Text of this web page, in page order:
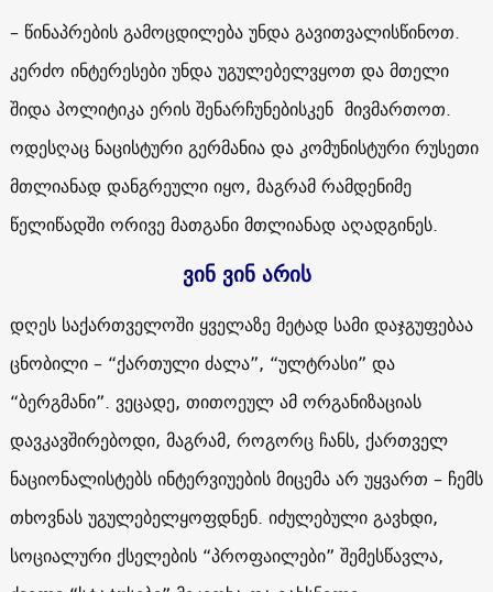
– წინაპრების გამოცდილება უნდა გავითვალისწინოთ.
კერძო ინტერესები უნდა უგულებელვყოთ და მთელი
შიდა პოლიტიკა ერის შენარჩუნებისკენ მივმართოთ.
ოდესღაც ნაცისტური გერმანია და კომუნისტური რუსეთი
მთლიანად დანგრეული იყო, მაგრამ რამდენიმე
წელიწადში ორივე მათგანი მთლიანად აღადგინეს.
ვინ ვინ არის
დღეს საქართველოში ყველაზე მეტად სამი დაჯგუფებაა
ცნობილი – “ქართული ძალა”, “ულტრასი” და
“ბერგმანი”. ვეცადე, თითოეულ ამ ორგანიზაციას
დავკავშირებოდი, მაგრამ, როგორც ჩანს, ქართველ
ნაციონალისტებს ინტერვიუების მიცემა არ უყვართ – ჩემს
თხოვნას უგულებელყოფდნენ. იძულებული გავხდი,
სოციალური ქსელების “პროფაილები” შემესწავლა,